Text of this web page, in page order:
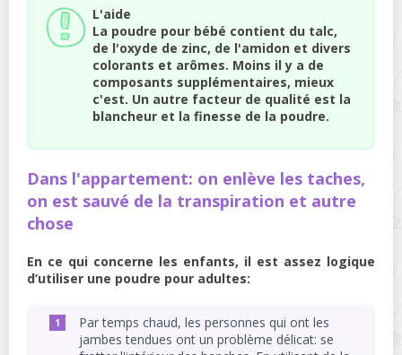
L'aide
La poudre pour bébé contient du talc,
de l'oxyde de zinc, de l'amidon et divers
colorants et arômes. Moins il y a de
composants supplémentaires, mieux
c'est. Un autre facteur de qualité est la
blancheur et la finesse de la poudre.
Dans l'appartement: on enlève les taches,
on est sauvé de la transpiration et autre
chose
En ce qui concerne les enfants, il est assez logique
d’utiliser une poudre pour adultes:
Par temps chaud, les personnes qui ont les
jambes tendues ont un problème délicat: se